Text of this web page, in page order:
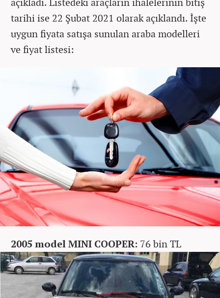
tarihi ise 22 Şubat 2021 olarak açıklandı. İşte
uygun fiyata satışa sunulan araba modelleri
ve fiyat listesi:
2005 model MINI COOPER: 76 bin TL